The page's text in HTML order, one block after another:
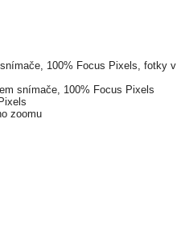
100% Focus Pixels, fotky v
snímače, 100% Focus Pixels
zoomu